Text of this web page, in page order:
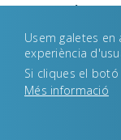
Romaní, Ana
Russell,
Sagan,
de
Sand,
Verger,
Usem galetes
experiència
Si cliques el
Més informació